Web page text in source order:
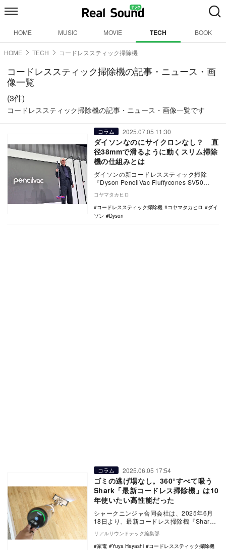
HOME MUSIC MOVIE TECH BOOK
HOME TECH コードレススティック掃除機
コードレススティック掃除機の記事・ニュース・画
像一覧
(3件)
コードレススティック掃除機の記事・ニュース・画像一覧です
コラム 2025.07.05 11:30
ダイソンなのにサイクロンなし？ 直
径38mmで滑るように動くスリム掃除
機の仕組みとは
ダイソンの新コードレススティック掃除
『Dyson PencilVac Fluffycones SV50
コヤマタカヒロ
コードレススティック掃除機
コヤマタカヒロ
ダイ
ソン
Dyson
コラム 2025.06.05 17:54
ゴミの逃げ場なし。360°すべて吸う
Shark「最新コードレス掃除機」は10
年使いたい高性能だった
シャークニンジャ合同会社は、2025年6月
18日より、最新コードレス掃除機『Shark
PowerClean 360（シャーク …
リアルサウンドテック編集部
家電
Yuya Hayashi
コードレススティック掃除機